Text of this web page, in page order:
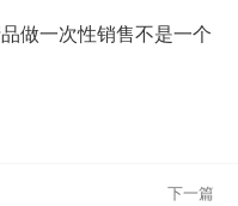
做一次性销售不是一个
下一篇